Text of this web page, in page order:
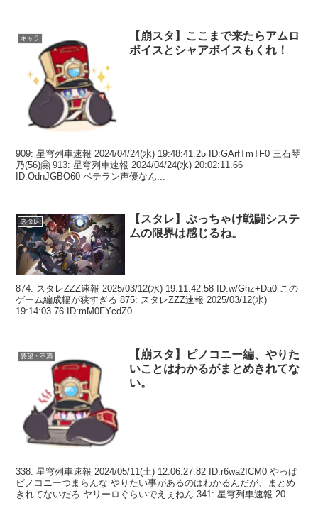
キャラ
【崩スタ】ここまで来たらアムロ
ボイスとシャアボイスもくれ！
909: 星穹列車速報 2024/04/24(水) 19:48:41.25 ID:GArfTmTF0 三石琴
乃(56)🤗 913: 星穹列車速報 2024/04/24(水) 20:02:11.66
ID:OdnJGBO60 ベテラン声優なん...
スタレ
【スタレ】ぶっちゃけ戦闘システ
ムの限界は感じるね。
874: スタレZZZ速報 2025/03/12(水) 19:11:42.58 ID:w/Ghz+Da0 この
ゲーム編成幅が狭すぎる 875: スタレZZZ速報 2025/03/12(水)
19:14:03.76 ID:mM0FYcdZ0 ...
要望・不満
【崩スタ】ピノコニー編、やりた
いことはわかるがまとめきれてな
い。
338: 星穹列車速報 2024/05/11(土) 12:06:27.82 ID:r6wa2ICM0 やっぱ
ピノコニーつまらんな やりたい事があるのはわかるんだが、まとめ
きれてないだろ ヤリーロぐらいでえぇねん 341: 星穹列車速報 20...